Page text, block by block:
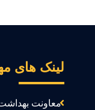
لینک های
معاونت